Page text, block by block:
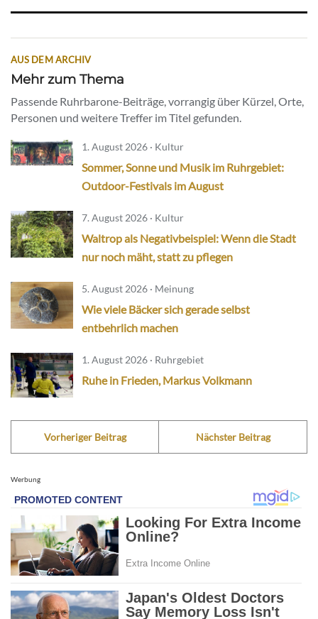
AUS DEM ARCHIV
Mehr zum Thema
Passende Ruhrbarone-Beiträge, vorrangig über Kürzel, Orte,
Personen und weitere Treffer im Titel gefunden.
1. August 2026 · Kultur
Sommer, Sonne und Musik im Ruhrgebiet:
Outdoor-Festivals im August
7. August 2026 · Kultur
Waltrop als Negativbeispiel: Wenn die Stadt
nur noch mäht, statt zu pflegen
5. August 2026 · Meinung
Wie viele Bäcker sich gerade selbst
entbehrlich machen
1. August 2026 · Ruhrgebiet
Ruhe in Frieden, Markus Volkmann
Vorheriger Beitrag Nächster Beitrag
Werbung